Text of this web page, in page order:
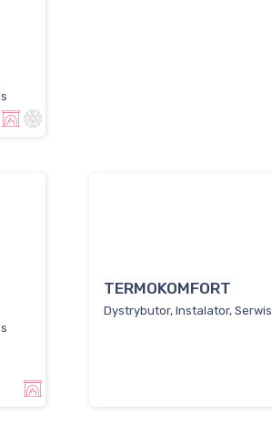
TERMOKOMFORT
Dystrybutor, Instalator, Serwis